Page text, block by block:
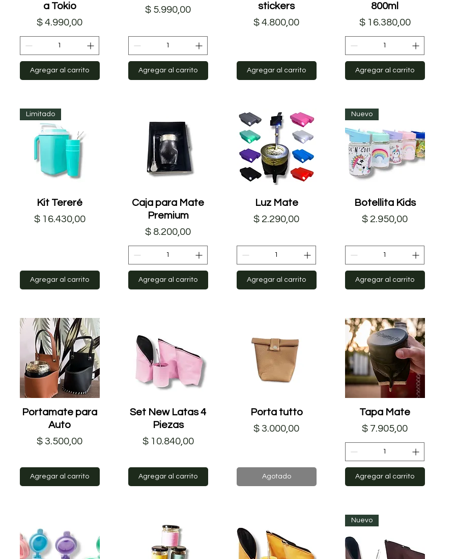
a Tokio
Precio
$ 4.990,00
Agregar al carrito
Precio
$ 5.990,00
Agregar al carrito
stickers
Precio
$ 4.800,00
Agregar al carrito
800ml
Precio
$ 16.380,00
Agregar al carrito
Vista rápida
Limitado
Kit Tereré
Precio
$ 16.430,00
Agregar al carrito
Vista rápida
Caja para Mate
Premium
Precio
$ 8.200,00
Agregar al carrito
Vista rápida
Luz Mate
Precio
$ 2.290,00
Agregar al carrito
Vista rápida
Nuevo
Botellita Kids
Precio
$ 2.950,00
Agregar al carrito
Vista rápida
Portamate para
Auto
Precio
$ 3.500,00
Agregar al carrito
Vista rápida
Set New Latas 4
Piezas
Precio
$ 10.840,00
Agregar al carrito
Vista rápida
Porta tutto
Precio
$ 3.000,00
Agotado
Vista rápida
Tapa Mate
Precio
$ 7.905,00
Agregar al carrito
Nuevo